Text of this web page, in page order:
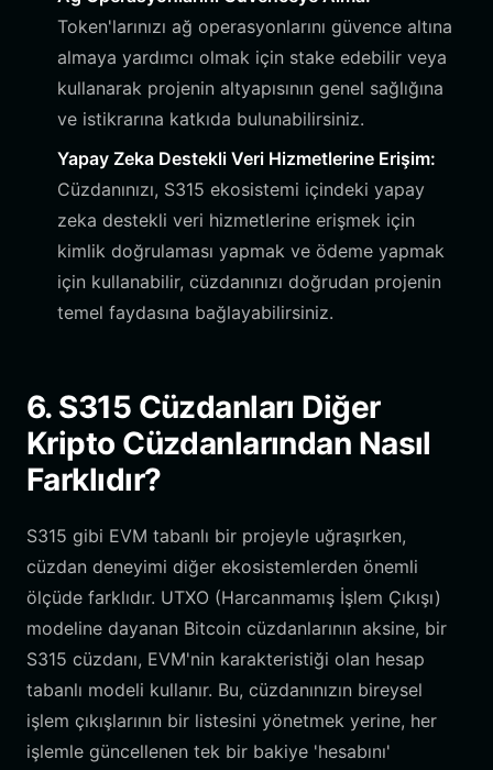
Token'larınızı ağ operasyonlarını güvence altına
almaya yardımcı olmak için stake edebilir veya
kullanarak projenin altyapısının genel sağlığına
ve istikrarına katkıda bulunabilirsiniz.
Yapay Zeka Destekli Veri Hizmetlerine Erişim:
Cüzdanınızı, S315 ekosistemi içindeki yapay
zeka destekli veri hizmetlerine erişmek için
kimlik doğrulaması yapmak ve ödeme yapmak
için kullanabilir, cüzdanınızı doğrudan projenin
temel faydasına bağlayabilirsiniz.
6. S315 Cüzdanları Diğer
Kripto Cüzdanlarından Nasıl
Farklıdır?
S315 gibi EVM tabanlı bir projeyle uğraşırken,
cüzdan deneyimi diğer ekosistemlerden önemli
ölçüde farklıdır. UTXO (Harcanmamış İşlem Çıkışı)
modeline dayanan Bitcoin cüzdanlarının aksine, bir
S315 cüzdanı, EVM'nin karakteristiği olan hesap
tabanlı modeli kullanır. Bu, cüzdanınızın bireysel
işlem çıkışlarının bir listesini yönetmek yerine, her
işlemle güncellenen tek bir bakiye 'hesabını'